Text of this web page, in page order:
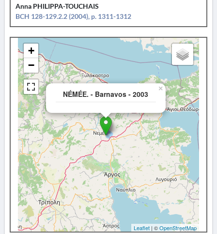
Anna PHILIPPA-TOUCHAIS
BCH 128-129.2.2 (2004), p. 1311-1312
NÉMÉE. - Barnavos - 2003
×
+
−
Leaflet | ©OpenStreetMap